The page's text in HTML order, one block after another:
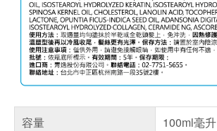
容量
100ml毫升